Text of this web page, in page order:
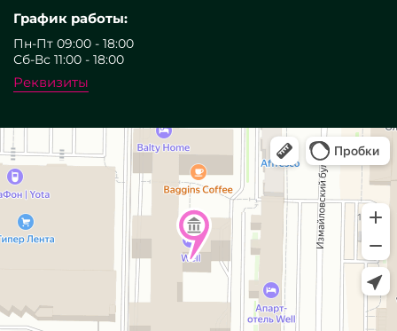
График работы:
Пн-Пт 09:00 - 18:00
Сб-Вс 11:00 - 18:00
Реквизиты